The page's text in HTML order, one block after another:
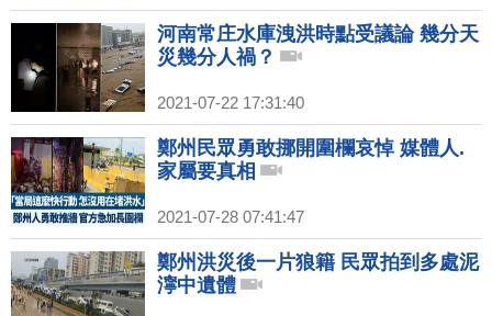
河南常庄水庫洩洪時點受議論 幾分天
災幾分人禍？
2021-07-22 17:31:40
鄭州民眾勇敢挪開圍欄哀悼 媒體人.
家屬要真相
2021-07-28 07:41:47
鄭州洪災後一片狼籍 民眾拍到多處泥
濘中遺體